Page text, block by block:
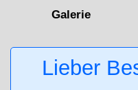
Galerie
Lieber